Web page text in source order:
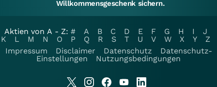
Willkommensgeschenk sichern.
Aktien von A - Z: # A B C D E F G H I
J
K
L M N O P Q R S T U V W X Y
Z
Impressum
Disclaimer Datenschutz
Datenschutz-
Einstellungen
Nutzungsbedingungen